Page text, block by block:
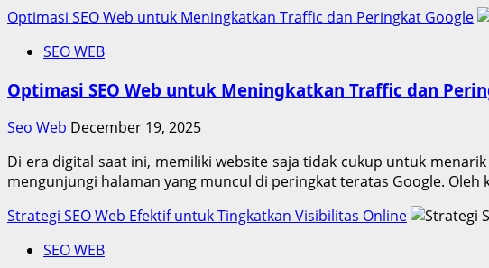
Optimasi SEO Web untuk Meningkatkan Traffic dan Peringkat Google
SEO WEB
Optimasi SEO Web untuk Meningkatkan Traffic dan
Seo Web December 19, 2025
Di era digital saat ini, memiliki website saja tidak cukup untuk
mengunjungi halaman yang muncul di peringkat teratas Google. Oleh
Strategi SEO Web Efektif untuk Tingkatkan Visibilitas Online
SEO WEB